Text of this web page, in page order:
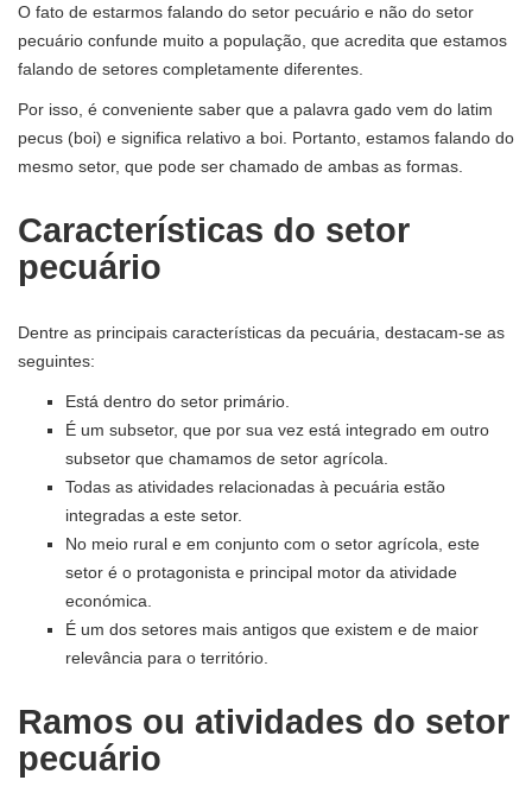
O fato de estarmos falando do setor pecuário e não do setor
pecuário confunde muito a população, que acredita que estamos
falando de setores completamente diferentes.
Por isso, é conveniente saber que a palavra gado vem do latim
pecus (boi) e significa relativo a boi. Portanto, estamos falando do
mesmo setor, que pode ser chamado de ambas as formas.
Características do setor
pecuário
Dentre as principais características da pecuária, destacam-se as
seguintes:
Está dentro do setor primário.
É um subsetor, que por sua vez está integrado em outro
subsetor que chamamos de setor agrícola.
Todas as atividades relacionadas à pecuária estão
integradas a este setor.
No meio rural e em conjunto com o setor agrícola, este
setor é o protagonista e principal motor da atividade
económica.
É um dos setores mais antigos que existem e de maior
relevância para o território.
Ramos ou atividades do setor
pecuário